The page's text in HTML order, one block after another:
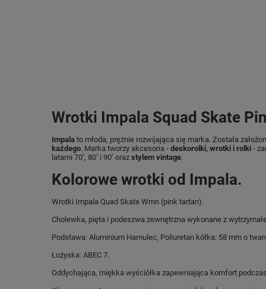
Wrotki Impala Squad Skate
Impala to młoda, prężnie rozwijająca się marka. Została
każdego. Marka tworzy akcesoria - deskorolki, wrotki i rolki -
latami 70’, 80’ i 90’ oraz stylem vintage.
Kolorowe wrotki od Impala.
Wrotki Impala Quad Skate Wmn (pink tartan).
Cholewka, pięta i podeszwa zewnętrzna wykonane z
Podstawa: Aluminium Hamulec, Poliuretan kółka: 58 mm o
Łożyska: ABEC 7.
Oddychająca, miękka wyściółka zapewniająca komfort